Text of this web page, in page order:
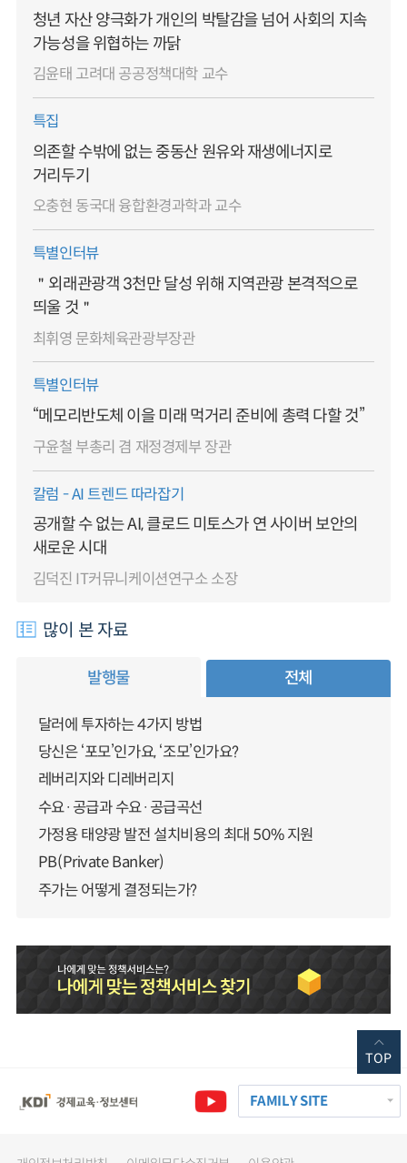
청년 자산 양극화가 개인의 박탈감을 넘어 사회의 지속
가능성을 위협하는 까닭
김윤태 고려대 공공정책대학 교수
특집
의존할 수밖에 없는 중동산 원유와 재생에너지로
거리두기
오충현 동국대 융합환경과학과 교수
특별인터뷰
＂외래관광객 3천만 달성 위해 지역관광 본격적으로
띄울 것＂
최휘영 문화체육관광부장관
특별인터뷰
“메모리반도체 이을 미래 먹거리 준비에 총력 다할 것”
구윤철 부총리 겸 재정경제부 장관
칼럼 - AI 트렌드 따라잡기
공개할 수 없는 AI, 클로드 미토스가 연 사이버 보안의
새로운 시대
김덕진 IT커뮤니케이션연구소 소장
많이 본 자료
발행물 전체
달러에 투자하는 4가지 방법
당신은 ‘포모’인가요, ‘조모’인가요?
레버리지와 디레버리지
수요·공급과 수요·공급곡선
가정용 태양광 발전 설치비용의 최대 50% 지원
PB(Private Banker)
주가는 어떻게 결정되는가?
FAMILY SITE
TOP